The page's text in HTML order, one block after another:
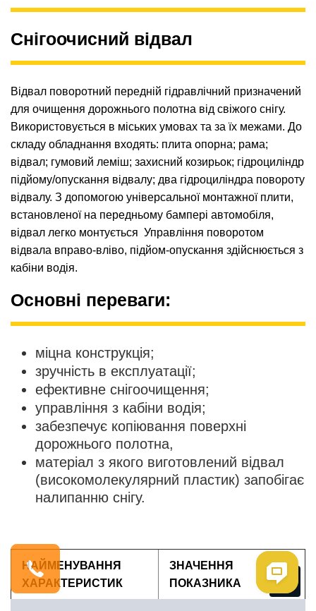
Снігоочисний відвал
Відвал поворотний передній гідравлічний призначений
для очищення дорожнього полотна від свіжого снігу.
Використовується в міських умовах та за їх межами. До
складу обладнання входять: плита опорна; рама;
відвал; гумовий леміш; захисний козирьок; гідроциліндр
підйому/опускання відвалу; два гідроциліндра повороту
відвалу. З допомогою універсальної монтажної плити,
встановленої на передньому бампері автомобіля,
відвал легко монтується Управління поворотом
відвала вправо-вліво, підйом-опускання здійснюється з
кабіни водія.
Основні переваги:
міцна конструкція;
зручність в експлуатації;
ефективне снігоочищення;
управління з кабіни водія;
забезпечує копіювання поверхні
дорожнього полотна,
матеріал з якого виготовлений відвал
(високомолекулярний пластик) запобігає
налипанню снігу.
НАЙМЕНУВАННЯ
ХАРАКТЕРИСТИК
ЗНАЧЕННЯ
ПОКАЗНИКА